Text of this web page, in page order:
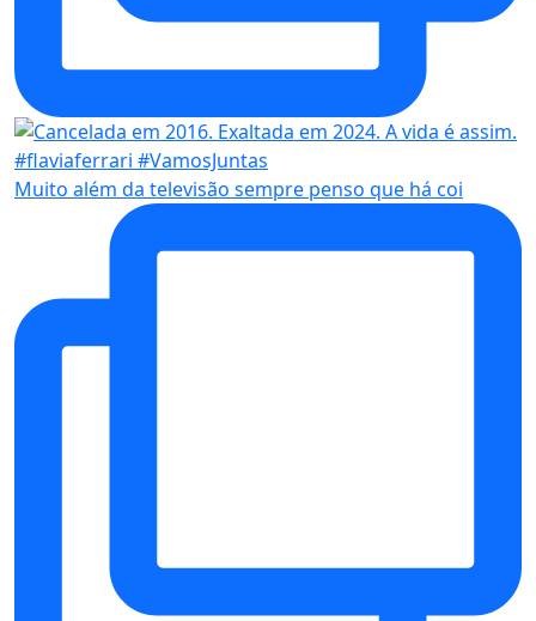
Muito além da televisão sempre penso que há coi